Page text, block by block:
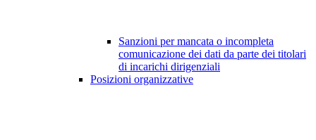
Sanzioni per mancata o incompleta
comunicazione dei dati da parte dei titolari
di incarichi dirigenziali
Posizioni organizzative